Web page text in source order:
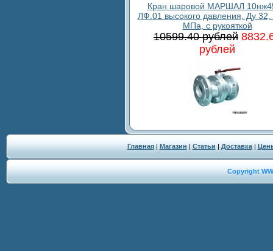
Кран шаровой МАРШАЛ
ЛФ.01 высокого давления, Ду 32,
МПа, с рукояткой
10599.40 рублей
рублей
Главная| Магазин | Статьи | Доставка|
Copyright